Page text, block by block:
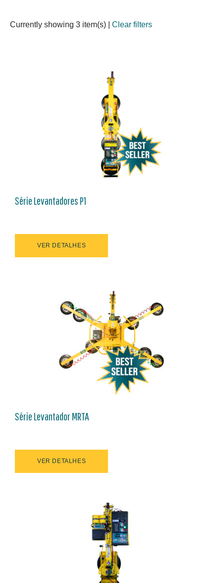
Currently showing 3 item(s) Clear filters
Série Levantadores P1
VER DETALHES
Série Levantador MRTA
VER DETALHES